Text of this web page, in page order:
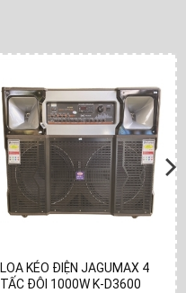
LOA KÉO ĐIỆN JAGUMAX 4
TẤC ĐÔI 1000W K-D3600